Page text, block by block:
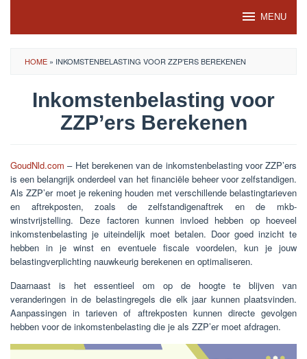
content
MENU
HOME » INKOMSTENBELASTING VOOR ZZP’ERS BEREKENEN
Inkomstenbelasting voor
ZZP’ers Berekenen
GoudNld.com – Het berekenen van de inkomstenbelasting voor ZZP’ers
is een belangrijk onderdeel van het financiële beheer voor zelfstandigen.
Als ZZP’er moet je rekening houden met verschillende belastingtarieven
en aftrekposten, zoals de zelfstandigenaftrek en de mkb-
winstvrijstelling. Deze factoren kunnen invloed hebben op hoeveel
inkomstenbelasting je uiteindelijk moet betalen. Door goed inzicht te
hebben in je winst en eventuele fiscale voordelen, kun je jouw
belastingverplichting nauwkeurig berekenen en optimaliseren.
Daarnaast is het essentieel om op de hoogte te blijven van
veranderingen in de belastingregels die elk jaar kunnen plaatsvinden.
Aanpassingen in tarieven of aftrekposten kunnen directe gevolgen
hebben voor de inkomstenbelasting die je als ZZP’er moet afdragen.